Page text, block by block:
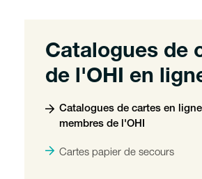
Catalogues de
de l'OHI en
Catalogues de cartes en
membres de l'OHI
Cartes papier de secours